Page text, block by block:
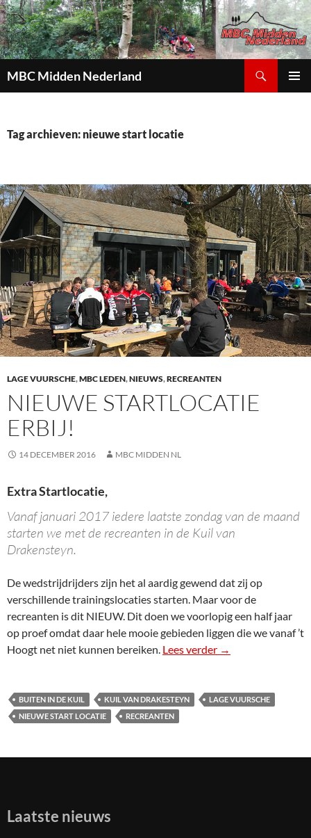
MBC Midden Nederland
INHOUD
Tag archieven: nieuwe start locatie
LAGE VUURSCHE,MBC LEDEN,NIEUWS,RECREANTEN
NIEUWE STARTLOCATIE
ERBIJ!
14 DECEMBER 2016 MBC MIDDEN NL
Extra Startlocatie,
Vanaf januari 2017 iedere laatste zondag van de maand
starten we met de recreanten in de Kuil van
Drakensteyn.
De wedstrijdrijders zijn het al aardig gewend dat zij op
verschillende trainingslocaties starten. Maar voor de
recreanten is dit NIEUW. Dit doen we voorlopig een half jaar
op proef omdat daar hele mooie gebieden liggen die we vanaf ’t
Hoogt net niet kunnen bereiken. Lees verder Nieuwe
→
BUITEN IN DE KUIL KUIL VAN DRAKESTEYN
LAGE VUURSCHE
NIEUWE START LOCATIE
RECREANTEN
Laatste nieuws